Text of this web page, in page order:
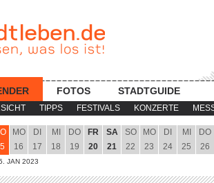
TIPPS FESTIVALS KONZERTE
FOTOS STADTGUIDE
JAN 2023
MO
16
DI
17
MI
18
DO
19
FR
20
SA
21
SO
22
MO
23
DI
24
MI
25
DO
26